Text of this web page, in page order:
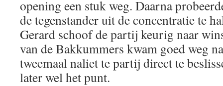
opening een stuk weg. Daarna
de tegenstander uit de concentratie te
Gerard schoof de partij keurig naar
van de Bakkummers kwam goed weg
tweemaal naliet te partij direct te
later wel het punt.